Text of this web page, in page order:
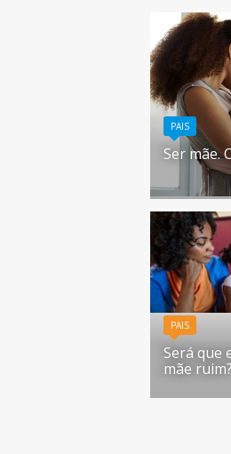
PAIS
Ser mãe.
PAIS
Será que
mãe ruim?